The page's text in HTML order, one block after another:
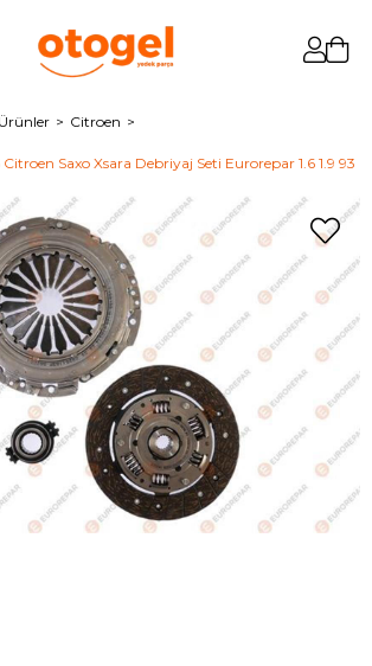
Citroen
Saxo Xsara Debriyaj Seti Eurorepar 1.6 1.9 93